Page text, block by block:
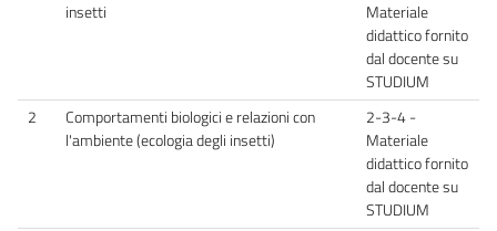
insetti
Materiale
didattico fornito
dal docente su
STUDIUM
2
Comportamenti biologici e relazioni con
l'ambiente (ecologia degli insetti)
2-3-4 -
Materiale
didattico fornito
dal docente su
STUDIUM